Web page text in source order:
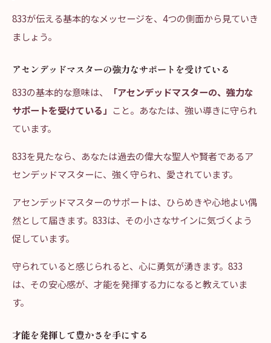
833が伝える基本的なメッセージを、4つの側面から見ていき
ましょう。
アセンデッドマスターの強力なサポートを受けている
833の基本的な意味は、
「アセンデッドマスターの、強力な
サポートを受けている」 こと。あなたは、強い導きに守られ
ています。
833を見たなら、あなたは過去の偉大な聖人や賢者であるア
センデッドマスターに、強く守られ、愛されています。
アセンデッドマスターのサポートは、ひらめきや心地よい偶
然として届きます。833は、その小さなサインに気づくよう
促しています。
守られていると感じられると、心に勇気が湧きます。833
は、その安心感が、才能を発揮する力になると教えていま
す。
才能を発揮して豊かさを手にする